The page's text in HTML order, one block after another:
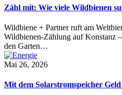
Zähl mit: Wie viele Wildbienen
Wildbiene + Partner ruft am
Wildbienen-Zählung auf Konstanz
den Garten…
Mai 26, 2026
Mit dem Solarstromspeicher